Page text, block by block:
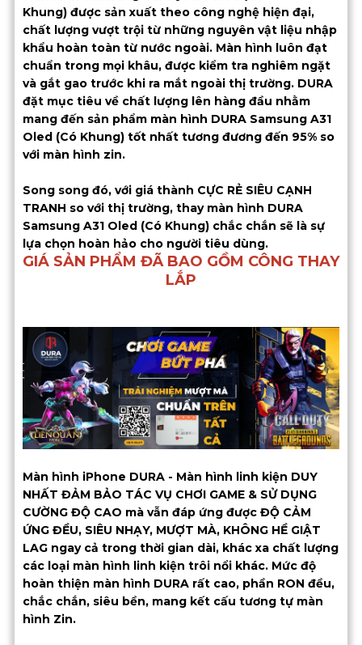
Khung) được sản xuất theo công nghệ hiện đại,
chất lượng vượt trội từ những nguyên vật liệu nhập
khẩu hoàn toàn từ nước ngoài. Màn hình luôn đạt
chuẩn trong mọi khâu, được kiểm tra nghiêm ngặt
và gắt gao trước khi ra mắt ngoài thị trường. DURA
đặt mục tiêu về chất lượng lên hàng đầu nhằm
mang đến sản phẩm màn hình DURA Samsung A31
Oled (Có Khung) tốt nhất tương đương đến 95% so
với màn hình zin.
Song song đó, với giá thành CỰC RẺ SIÊU CẠNH
TRANH so với thị trường, thay màn hình DURA
Samsung A31 Oled (Có Khung) chắc chắn sẽ là sự
lựa chọn hoàn hảo cho người tiêu dùng.
GIÁ SẢN PHẨM ĐÃ BAO GỒM CÔNG THAY
LẮP
Màn hình iPhone DURA - Màn hình linh kiện DUY
NHẤT ĐẢM BẢO TÁC VỤ CHƠI GAME & SỬ DỤNG
CƯỜNG ĐỘ CAO mà vẫn đáp ứng được ĐỘ CẢM
ỨNG ĐỀU, SIÊU NHẠY, MƯỢT MÀ, KHÔNG HỀ GIẬT
LAG ngay cả trong thời gian dài, khác xa chất lượng
các loại màn hình linh kiện trôi nổi khác. Mức độ
hoàn thiện màn hình DURA rất cao, phần RON đều,
chắc chắn, siêu bền, mang kết cấu tương tự màn
hình Zin.